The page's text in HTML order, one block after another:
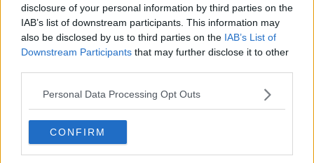
disclosure of your personal information by third parties on the
IAB’s list of downstream participants. This information may
also be disclosed by us to third parties on the IAB’s List of
Downstream Participants that may further disclose it to other
Personal Data Processing Opt Outs
CONFIRM
Ti potrebbe interessare anche:
Articoli dal Blog “Pagine allegre” di Gianni Micheli